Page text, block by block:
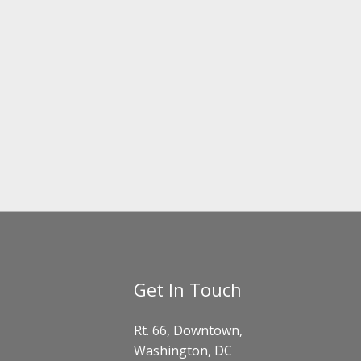
Get In Touch
Rt. 66, Downtown,
Washington, DC